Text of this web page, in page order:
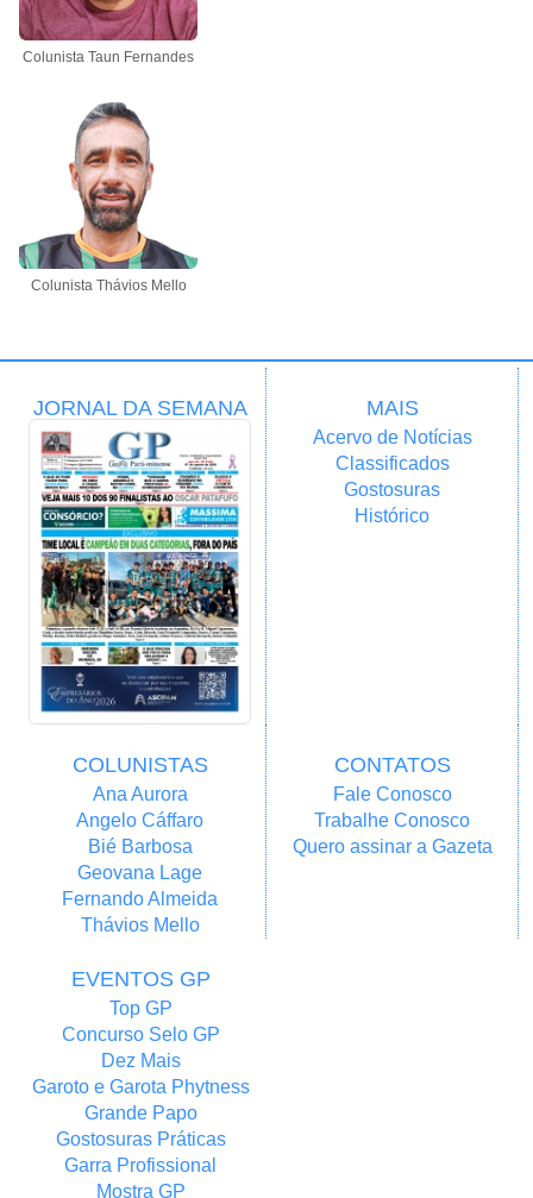
Colunista Taun Fernandes
Colunista Thávios Mello
JORNAL DA SEMANA MAIS
Acervo de Notícias
Classificados
Gostosuras
Histórico
COLUNISTAS
Ana Aurora
Angelo Cáffaro
Bié Barbosa
Geovana Lage
Fernando Almeida
Thávios Mello
CONTATOS
Fale Conosco
Trabalhe Conosco
Quero assinar a Gazeta
EVENTOS GP
Top GP
Concurso Selo GP
Dez Mais
Garoto e Garota Phytness
Grande Papo
Gostosuras Práticas
Garra Profissional
Mostra GP